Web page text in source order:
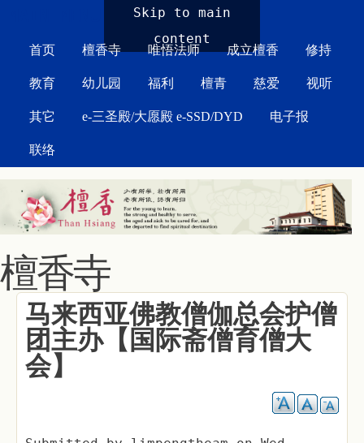
Skip to main
content
首页 檀香寺 唯悟法师 成立檀香 修持
教育 幼儿园 福利 檀青 慈爱 视听
其它 e-三圣殿/大愿殿 e-SSD/DYD 电子报
联络
檀香寺
马来西亚佛教僧伽总会护僧
团主办【国际斋僧育僧大
会】